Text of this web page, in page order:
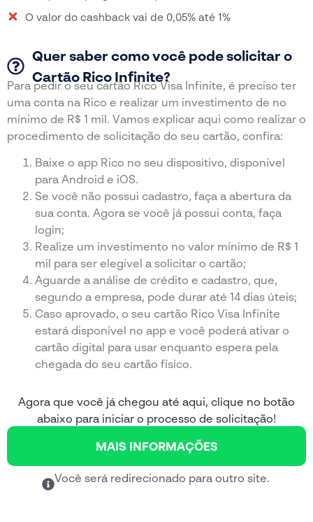
O valor do cashback vai de 0,05% até 1%
Quer saber como você pode solicitar o
Cartão Rico Infinite?
Para pedir o seu cartão Rico Visa Infinite, é preciso ter
uma conta na Rico e realizar um investimento de no
mínimo de R$ 1 mil. Vamos explicar aqui como realizar o
procedimento de solicitação do seu cartão, confira:
Baixe o app Rico no seu dispositivo, disponível
para Android e iOS.
Se você não possui cadastro, faça a abertura da
sua conta. Agora se você já possui conta, faça
login;
Realize um investimento no valor mínimo de R$ 1
mil para ser elegível a solicitar o cartão;
Aguarde a análise de crédito e cadastro, que,
segundo a empresa, pode durar até 14 dias úteis;
Caso aprovado, o seu cartão Rico Visa Infinite
estará disponível no app e você poderá ativar o
cartão digital para usar enquanto espera pela
chegada do seu cartão físico.
Agora que você já chegou até aqui, clique no botão
abaixo para iniciar o processo de solicitação!
MAIS INFORMAÇÕES
Você será redirecionado para outro site.